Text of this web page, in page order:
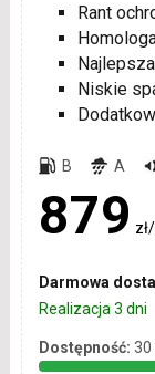
Rant
Niskie
B A
879
Darmowa
Realizacja 3 dni
Dostępność: 30